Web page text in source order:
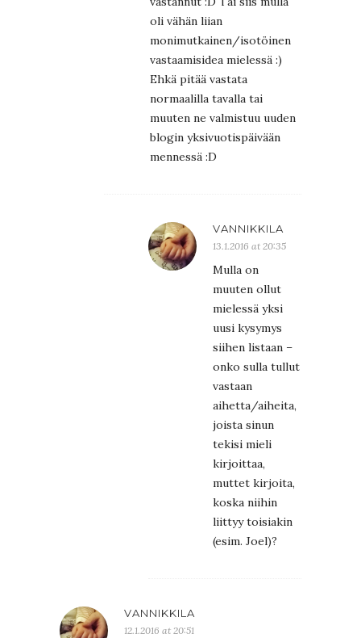
oli vähän liian
monimutkainen/isotöinen
vastaamisidea mielessä :)
Ehkä pitää vastata
normaalilla tavalla tai
muuten ne valmistuu uuden
blogin yksivuotispäivään
mennessä :D
VANNIKKILA
13.1.2016 at 20:35
Mulla on
muuten ollut
mielessä yksi
uusi kysymys
siihen listaan –
onko sulla tullut
vastaan
aihetta/aiheita,
joista sinun
tekisi mieli
kirjoittaa,
muttet kirjoita,
koska niihin
liittyy toisiakin
(esim. Joel)?
VANNIKKILA
12.1.2016 at 20:51